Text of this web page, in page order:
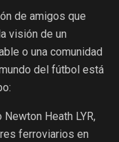
de amigos que
visión de un
o una comunidad
del fútbol está
Heath LYR,
ferroviarios en